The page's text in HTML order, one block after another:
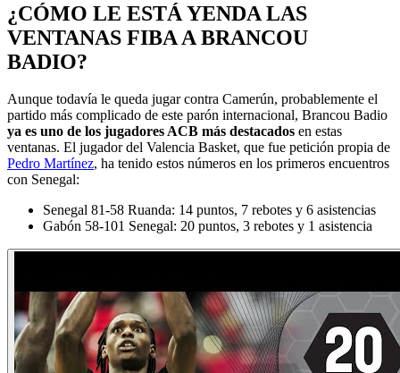
¿CÓMO LE ESTÁ YENDA LAS
VENTANAS FIBA A BRANCOU
BADIO?
Aunque todavía le queda jugar contra Camerún, probablemente el
partido más complicado de este parón internacional, Brancou Badio
ya es uno de los jugadores ACB más destacados en estas
ventanas. El jugador del Valencia Basket, que fue petición propia de
Pedro Martínez, ha tenido estos números en los primeros encuentros
con Senegal:
Senegal 81-58 Ruanda: 14 puntos, 7 rebotes y 6 asistencias
Gabón 58-101 Senegal: 20 puntos, 3 rebotes y 1 asistencia